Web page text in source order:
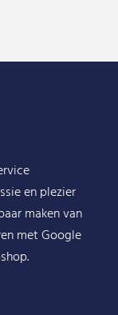
en plezier
maken van
met Google